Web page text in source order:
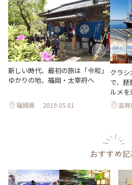
新しい時代、最初の旅は「令和」
ゆかりの地、福岡・太宰府へ
福岡県 2019.05.01
クラシ
で、
ルメ
滋賀
おすすめ